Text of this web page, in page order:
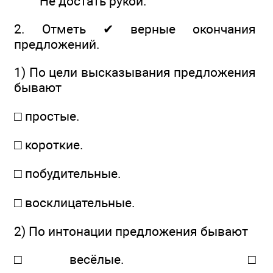
2. Отметь ✔ верные окончания
предложений.
1) По цели высказывания предложения
бывают
□ простые.
□ короткие.
□ побудительные.
□ восклицательные.
2) По интонации предложения бывают
□ весёлые. □